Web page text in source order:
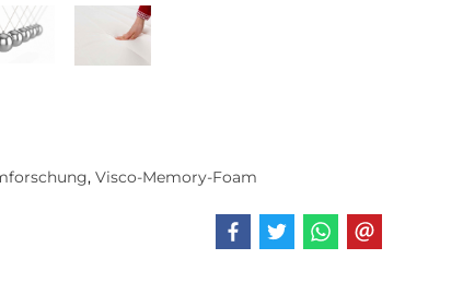
, Visco-Memory-Foam